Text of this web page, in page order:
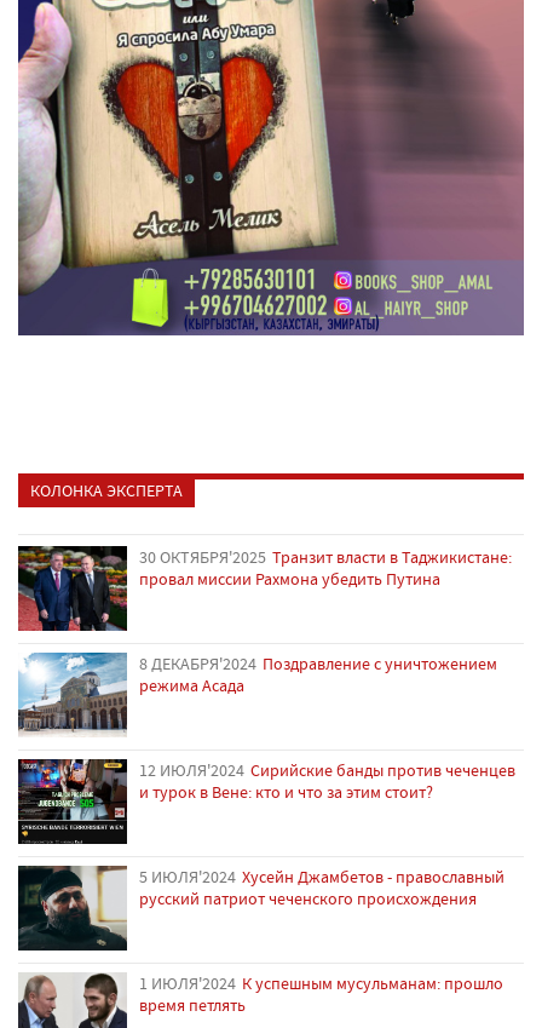
КОЛОНКА ЭКСПЕРТА
30 ОКТЯБРЯ'2025 Транзит власти в Таджикистане:
провал миссии Рахмона убедить Путина
8 ДЕКАБРЯ'2024 Поздравление с уничтожением
режима Асада
12 ИЮЛЯ'2024 Сирийские банды против чеченцев
и турок в Вене: кто и что за этим стоит?
5 ИЮЛЯ'2024 Хусейн Джамбетов - православный
русский патриот чеченского происхождения
1 ИЮЛЯ'2024 К успешным мусульманам: прошло
время петлять